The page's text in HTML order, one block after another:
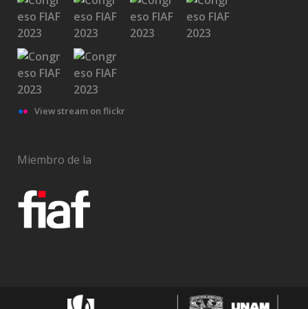
View stream on flickr
Miembro de la